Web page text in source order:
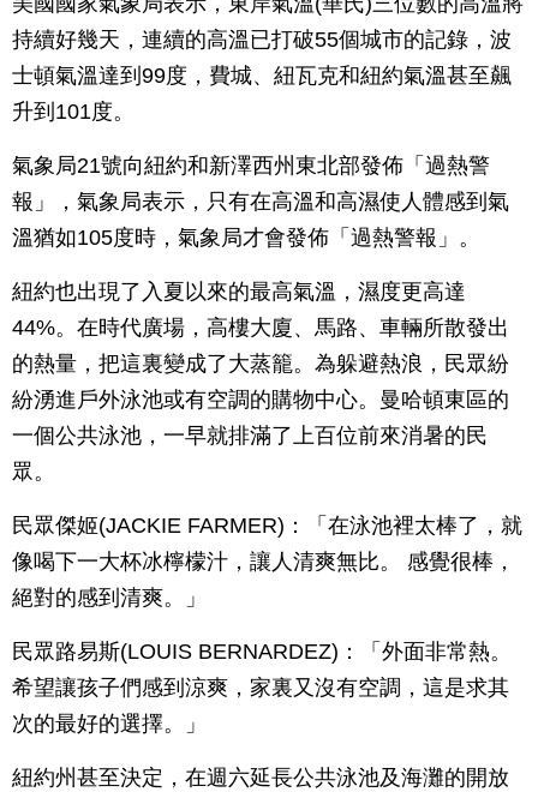
持續好幾天，連續的高溫已打破55個城市的記錄，波
士頓氣溫達到99度，費城、紐瓦克和紐約氣溫甚至飆
升到101度。
氣象局21號向紐約和新澤西州東北部發佈「過熱警
報」，氣象局表示，只有在高溫和高濕使人體感到氣
溫猶如105度時，氣象局才會發佈「過熱警報」。
紐約也出現了入夏以來的最高氣溫，濕度更高達
44%。在時代廣場，高樓大廈、馬路、車輛所散發出
的熱量，把這裏變成了大蒸籠。為躲避熱浪，民眾紛
紛湧進戶外泳池或有空調的購物中心。曼哈頓東區的
一個公共泳池，一早就排滿了上百位前來消暑的民
眾。
民眾傑姬(JACKIE FARMER)：「在泳池裡太棒了，就
像喝下一大杯冰檸檬汁，讓人清爽無比。 感覺很棒，
絕對的感到清爽。」
民眾路易斯(LOUIS BERNARDEZ)：「外面非常熱。
希望讓孩子們感到涼爽，家裏又沒有空調，這是求其
次的最好的選擇。」
紐約州甚至決定，在週六延長公共泳池及海灘的開放